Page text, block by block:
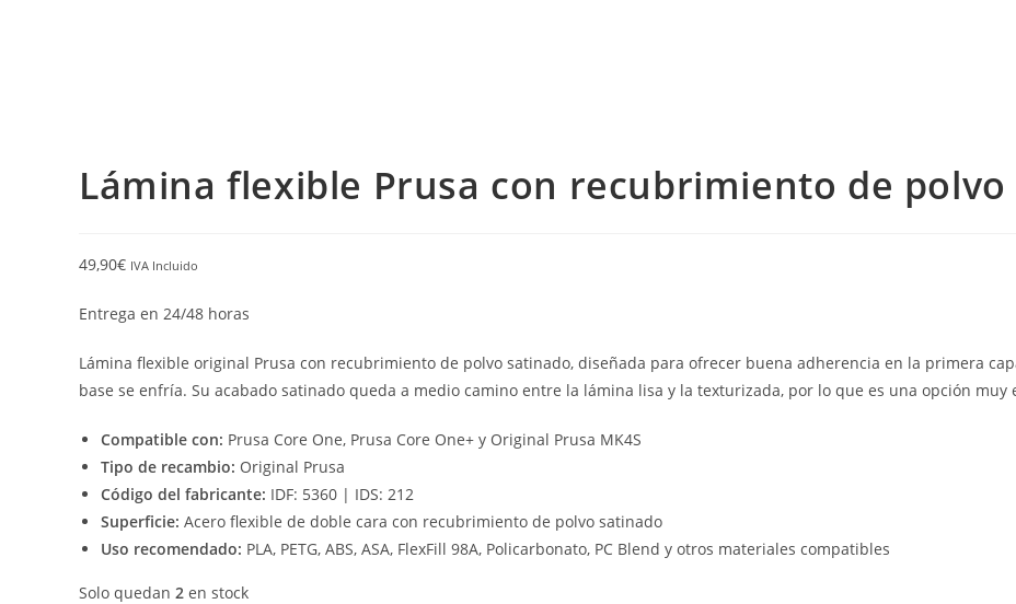
Lámina flexible Prusa con recubrimiento de
49,90€ IVA Incluido
Entrega en 24/48 horas
Lámina flexible original Prusa con recubrimiento de polvo satinado, diseñada para ofrecer buena adherencia en la primera
base se enfría. Su acabado satinado queda a medio camino entre la lámina lisa y la texturizada, por lo que es una opción
Compatible con: Prusa Core One, Prusa Core One+ y Original Prusa MK4S
Tipo de recambio: Original Prusa
Código del fabricante: IDF: 5360 | IDS: 212
Superficie: Acero flexible de doble cara con recubrimiento de polvo satinado
Uso recomendado: PLA, PETG, ABS, ASA, FlexFill 98A, Policarbonato, PC Blend y otros materiales compatibles
Solo quedan 2 en stock